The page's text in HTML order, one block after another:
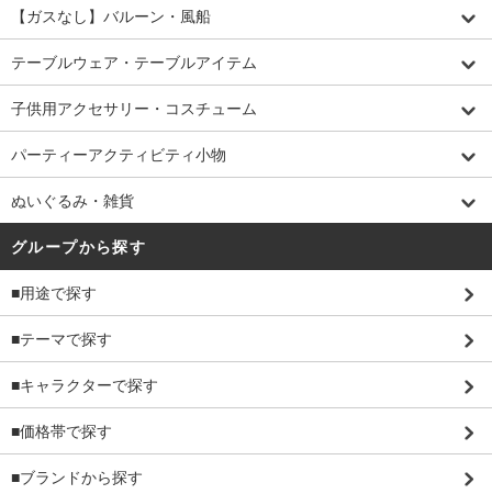
【ガスなし】バルーン・風船
テーブルウェア・テーブルアイテム
子供用アクセサリー・コスチューム
パーティーアクティビティ小物
ぬいぐるみ・雑貨
グループから探す
■用途で探す
■テーマで探す
■キャラクターで探す
■価格帯で探す
■ブランドから探す